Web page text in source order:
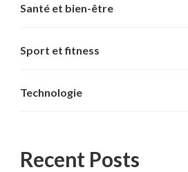
Santé et bien-être
Sport et fitness
Technologie
Recent Posts